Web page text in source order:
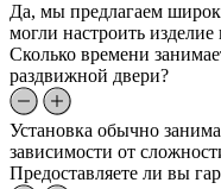
Да, мы предлагаем
могли настроить
Сколько времени
раздвижной двери?
Установка обычно
зависимости от
Предоставляете ли вы